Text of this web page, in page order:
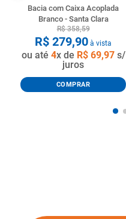
Bacia com Caixa Acoplada
Branco - Santa Clara
R$ 358,59
R$ 279,90 à vista
ou até 4x de R$ 69,97s/
juros
COMPRAR